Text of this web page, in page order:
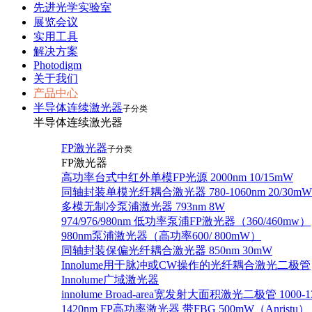
先进光学实验室
展览会议
实用工具
解决方案
Photodigm
关于我们
产品中心
半导体连续激光器子分类
半导体连续激光器
FP激光器子分类
FP激光器
高功率台式中红外单模FP光源 2000nm 10/15mW
同轴封装单模光纤耦合激光器 780-1060nm 20/30mW
多模无制冷泵浦激光器 793nm 8W
974/976/980nm 低功率泵浦FP激光器（360/460mw）
980nm泵浦激光器（高功率600/ 800mW）
同轴封装保偏光纤耦合激光器 850nm 30mW
Innolume用于脉冲或CW操作的光纤耦合激光二极管
Innolume广域激光器
innolume Broad-area宽发射大面积激光二极管 1000-
1420nm FP高功率激光器 带FBG 500mW（Anristu）